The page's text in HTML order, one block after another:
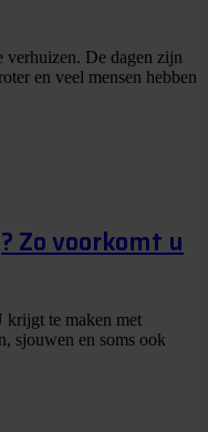
verhuizen. De dagen zijn
en veel mensen hebben
Zo voorkomt u
krijgt te maken met
sjouwen en soms ook